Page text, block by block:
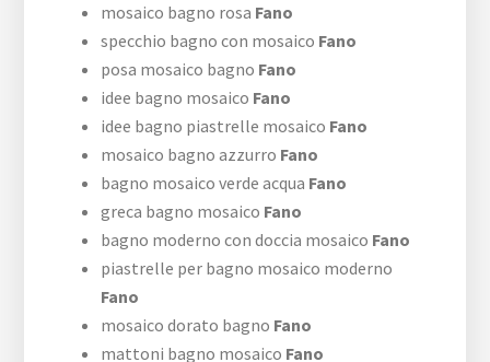
mosaico bagno rosa Fano
specchio bagno con mosaico Fano
posa mosaico bagno Fano
idee bagno mosaico Fano
idee bagno piastrelle mosaico Fano
mosaico bagno azzurro Fano
bagno mosaico verde acqua Fano
greca bagno mosaico Fano
bagno moderno con doccia mosaico Fano
piastrelle per bagno mosaico moderno
Fano
mosaico dorato bagno Fano
mattoni bagno mosaico Fano